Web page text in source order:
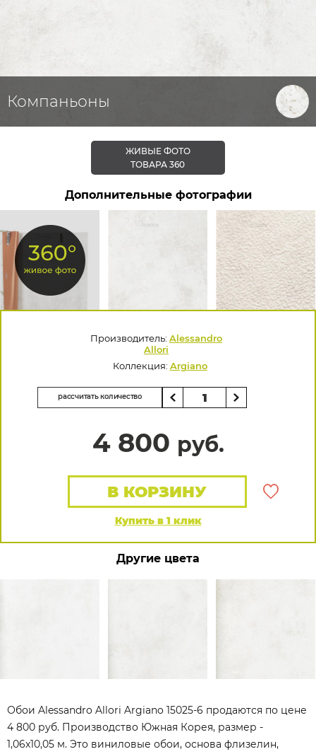
Компаньоны
ЖИВЫЕ ФОТО
ТОВАРА 360
Дополнительные фотографии
Производитель: Alessandro
Allori
Коллекция: Argiano
рассчитать количество
4 800 руб.
Купить в 1 клик
В КОРЗИНУ
Другие цвета
Обои Alessandro Allori Argiano 15025-6 продаются по цене
4 800 руб. Производство Южная Корея, размер -
1,06x10,05 м. Это виниловые обои, основа флизелин,